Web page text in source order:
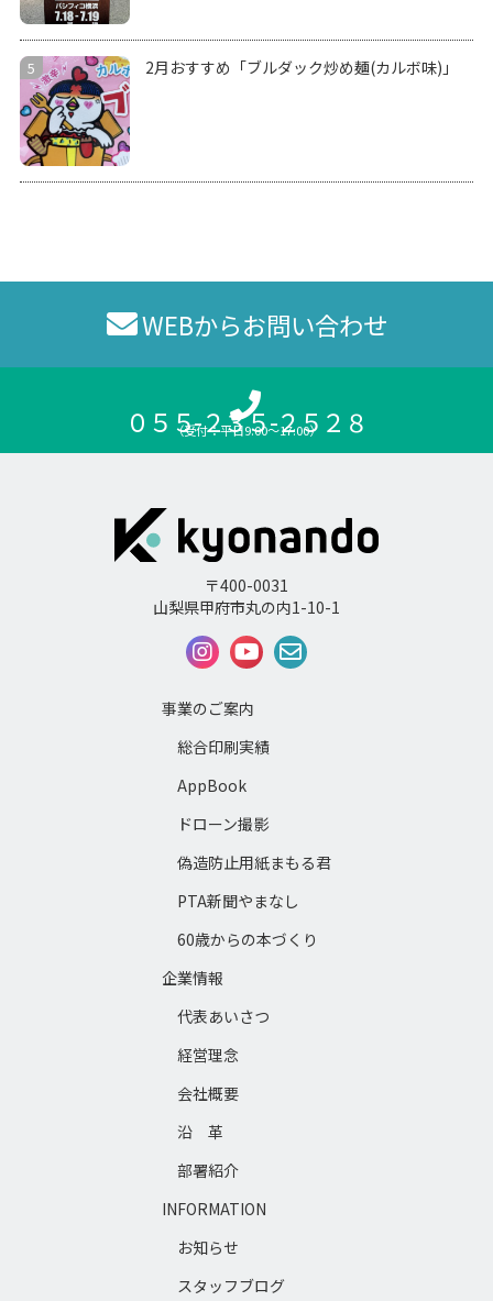
2月おすすめ「ブルダック炒め麺(カルボ味)」
WEBからお問い合わせ
０５５-２３５-２５２８
（受付：平日9:00〜17:00）
〒400-0031
山梨県甲府市丸の内1-10-1
事業のご案内
総合印刷実績
AppBook
ドローン撮影
偽造防止用紙まもる君
PTA新聞やまなし
60歳からの本づくり
企業情報
代表あいさつ
経営理念
会社概要
沿 革
部署紹介
INFORMATION
お知らせ
スタッフブログ